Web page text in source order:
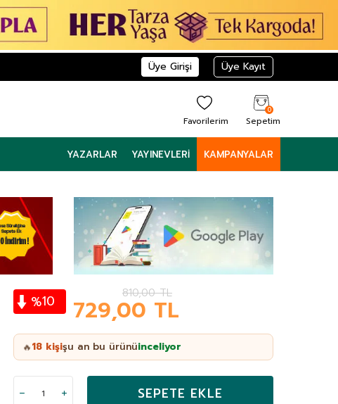
Üye Girişi Üye Kayıt
Favorilerim
0
Sepetim
YAZARLAR YAYINEVLERI KAMPANYALAR
%10 810,00TL
729,00 TL
🔥18 kişişu an bu ürünüinceliyor
SEPETE EKLE